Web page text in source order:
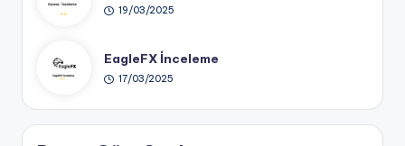
19/03/2025
EagleFX İnceleme
17/03/2025